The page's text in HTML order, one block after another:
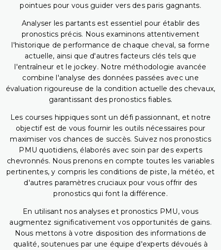
pointues pour vous guider vers des paris gagnants.
Analyser les partants est essentiel pour établir des
pronostics précis. Nous examinons attentivement
l'historique de performance de chaque cheval, sa forme
actuelle, ainsi que d'autres facteurs clés tels que
l'entraîneur et le jockey. Notre méthodologie avancée
combine l'analyse des données passées avec une
évaluation rigoureuse de la condition actuelle des chevaux,
garantissant des pronostics fiables.
Les courses hippiques sont un défi passionnant, et notre
objectif est de vous fournir les outils nécessaires pour
maximiser vos chances de succès. Suivez nos pronostics
PMU quotidiens, élaborés avec soin par des experts
chevronnés. Nous prenons en compte toutes les variables
pertinentes, y compris les conditions de piste, la météo, et
d'autres paramètres cruciaux pour vous offrir des
pronostics qui font la différence.
En utilisant nos analyses et pronostics PMU, vous
augmentez significativement vos opportunités de gains.
Nous mettons à votre disposition des informations de
qualité, soutenues par une équipe d'experts dévoués à